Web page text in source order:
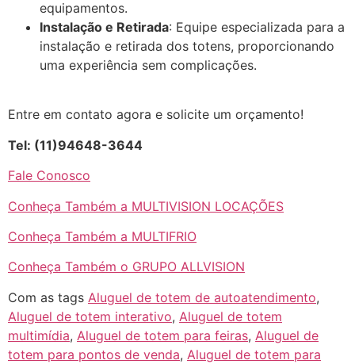
equipamentos.
Instalação e Retirada: Equipe especializada para a
instalação e retirada dos totens, proporcionando
uma experiência sem complicações.
Entre em contato agora e solicite um orçamento!
Tel: (11)94648-3644
Fale Conosco
Conheça Também a MULTIVISION LOCAÇÕES
Conheça Também a MULTIFRIO
Conheça Também o GRUPO ALLVISION
Com as tags Aluguel de totem de autoatendimento,
Aluguel de totem interativo, Aluguel de totem
multimídia, Aluguel de totem para feiras, Aluguel de
totem para pontos de venda, Aluguel de totem para